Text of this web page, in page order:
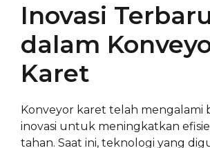
Inovasi
dalam
Karet
Konveyor karet telah mengalami
inovasi untuk meningkatkan
tahan. Saat ini, teknologi yang